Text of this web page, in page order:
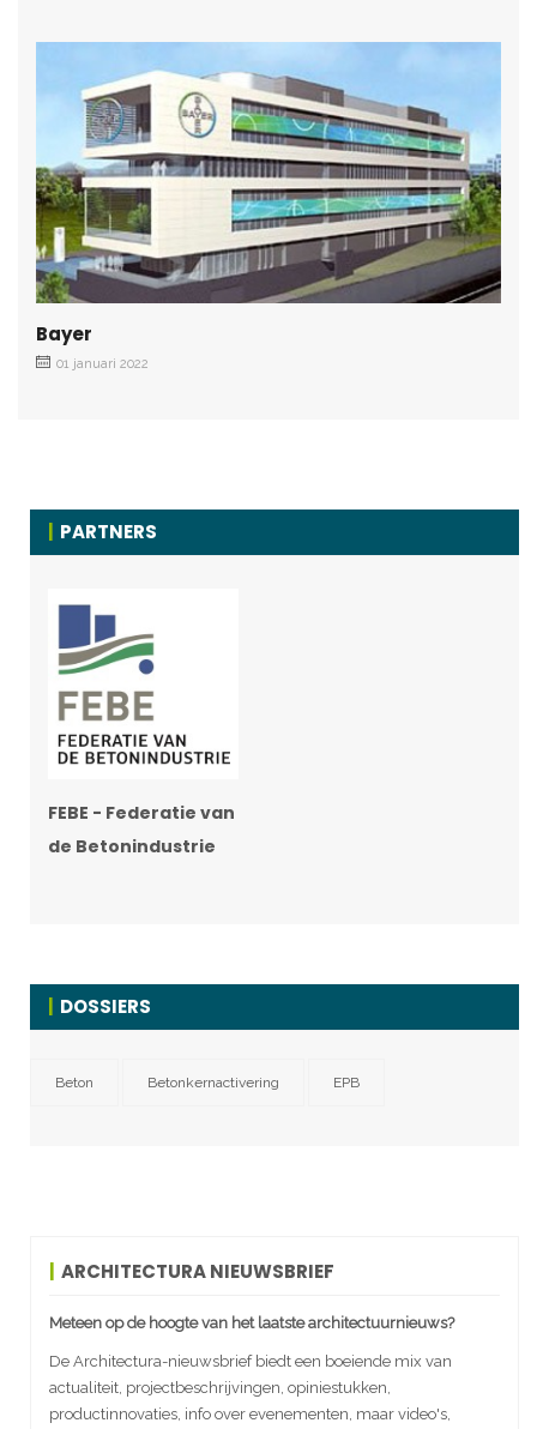
Bayer
01 januari 2022
PARTNERS
FEBE - Federatie van
de Betonindustrie
DOSSIERS
Beton Betonkernactivering EPB
ARCHITECTURA NIEUWSBRIEF
Meteen op de hoogte van het laatste architectuurnieuws?
De Architectura-nieuwsbrief biedt een boeiende mix van
actualiteit, projectbeschrijvingen, opiniestukken,
productinnovaties, info over evenementen, maar video's,